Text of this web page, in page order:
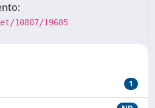
10807/19685
1